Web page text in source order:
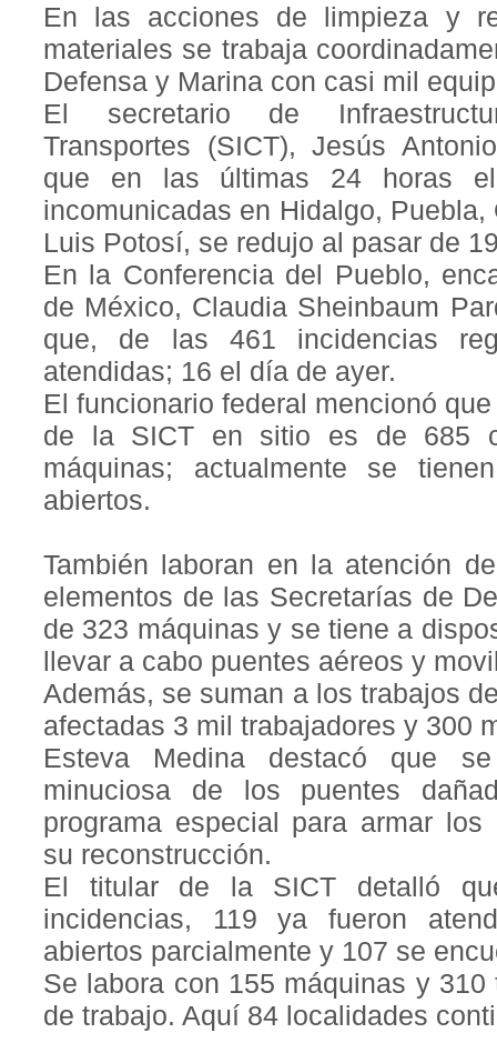
En las acciones de limpieza y
materiales se trabaja
Defensa y Marina con casi mil
El secretario de
Transportes (SICT), Jesús
que en las últimas 24 horas
incomunicadas en Hidalgo,
Luis Potosí, se redujo al pasar de
En la Conferencia del Pueblo,
de México, Claudia Sheinbaum
que, de las 461 incidencias
atendidas; 16 el día de ayer.
El funcionario federal mencionó
de la SICT en sitio es de 685
máquinas; actualmente se
abiertos.
También laboran en la atención
elementos de las Secretarías de
de 323 máquinas y se tiene a
llevar a cabo puentes aéreos y
Además, se suman a los trabajos
afectadas 3 mil trabajadores y 300
Esteva Medina destacó que
minuciosa de los puentes
programa especial para armar
su reconstrucción.
El titular de la SICT detalló
incidencias, 119 ya fueron
abiertos parcialmente y 107 se
Se labora con 155 máquinas y
de trabajo. Aquí 84 localidades